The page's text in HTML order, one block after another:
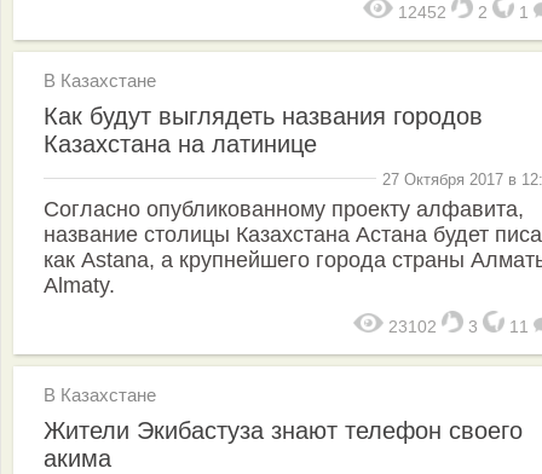
12452 2 1
В Казахстане
Как будут выглядеть названия городов
Казахстана на латинице
27 Октября 2017 в
Согласно опубликованному проекту алфавита,
название столицы Казахстана Астана будет
как Astana, а крупнейшего города страны
Almaty.
23102 3 11
В Казахстане
Жители Экибастуза знают телефон своего
акима